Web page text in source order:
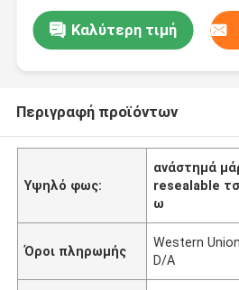
Καλύτερη τιμή
Περιγραφή προϊόντων
Υψηλό φως:
ανάστημά
resealable
ω
Όροι πληρωμής
Western
D/A